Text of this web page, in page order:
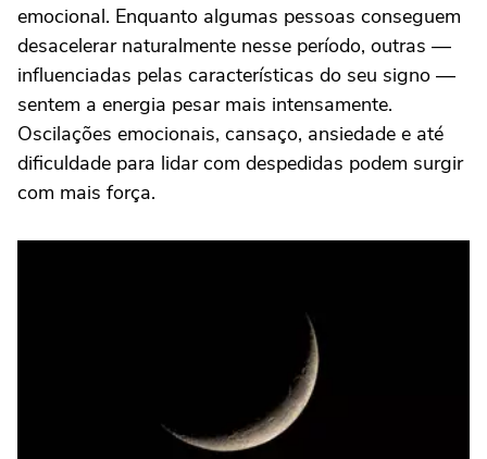
emocional. Enquanto algumas pessoas conseguem
desacelerar naturalmente nesse período, outras —
influenciadas pelas características do seu signo —
sentem a energia pesar mais intensamente.
Oscilações emocionais, cansaço, ansiedade e até
dificuldade para lidar com despedidas podem surgir
com mais força.